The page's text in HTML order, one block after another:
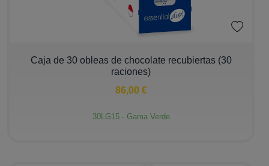
+
Caja de 30 obleas de chocolate recubiertas (30
raciones)
86,00 €
30LG15 - Gama Verde